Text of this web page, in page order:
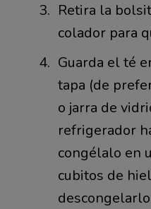
Retira la
colador para
Guarda el té
tapa (de
o jarra de
refrigerador
congélalo en
cubitos de